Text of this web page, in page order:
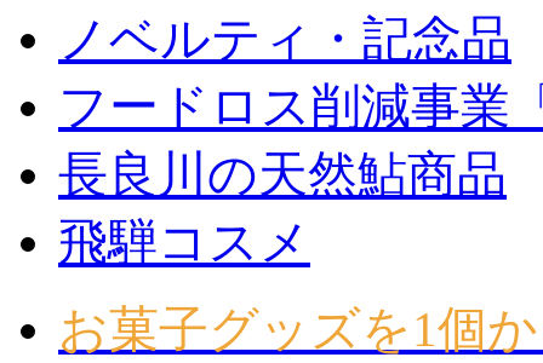
ノベルティ・記念品
フードロス削減事業
長良川の天然鮎商品
飛騨コスメ
お菓子グッズを1個